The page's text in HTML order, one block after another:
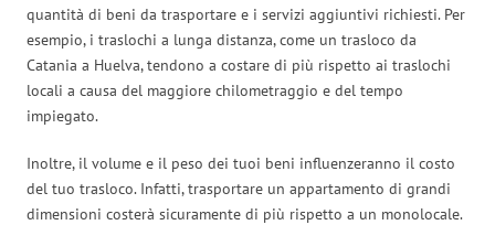
quantità di beni da trasportare e i servizi aggiuntivi richiesti. Per
esempio, i traslochi a lunga distanza, come un trasloco da
Catania a Huelva, tendono a costare di più rispetto ai traslochi
locali a causa del maggiore chilometraggio e del tempo
impiegato.
Inoltre, il volume e il peso dei tuoi beni influenzeranno il costo
del tuo trasloco. Infatti, trasportare un appartamento di grandi
dimensioni costerà sicuramente di più rispetto a un monolocale.